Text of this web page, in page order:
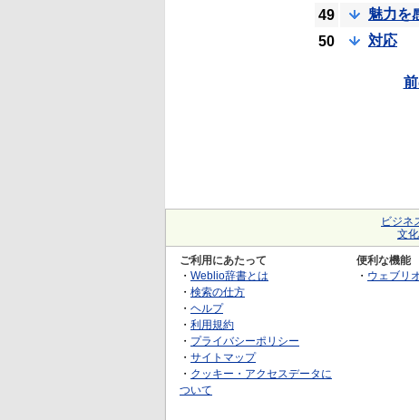
49
魅力を
50
対応
ビジネ
文化
ご利用にあたって
・ Weblio辞書とは
・ 検索の仕方
・ ヘルプ
・ 利用規約
・ プライバシーポリシー
・ サイトマップ
・ クッキー・アクセスデータに
ついて
便利な機能
・ ウェブリ